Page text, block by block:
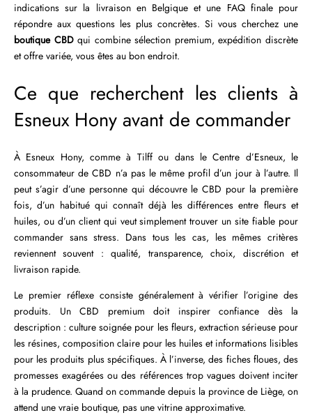
indications sur la livraison en Belgique et une FAQ finale pour
répondre aux questions les plus concrètes. Si vous cherchez une
boutique CBDqui combine sélection premium, expédition discrète
et offre variée, vous êtes au bon endroit.
Ce que recherchent les clients à
Esneux Hony avant de commander
À Esneux Hony, comme à Tilff ou dans le Centre d’Esneux, le
consommateur de CBD n’a pas le même profil d’un jour à l’autre. Il
peut s’agir d’une personne qui découvre le CBD pour la première
fois, d’un habitué qui connaît déjà les différences entre fleurs et
huiles, ou d’un client qui veut simplement trouver un site fiable pour
commander sans stress. Dans tous les cas, les mêmes critères
reviennent souvent : qualité, transparence, choix, discrétion et
livraison rapide.
Le premier réflexe consiste généralement à vérifier l’origine des
produits. Un CBD premium doit inspirer confiance dès la
description : culture soignée pour les fleurs, extraction sérieuse pour
les résines, composition claire pour les huiles et informations lisibles
pour les produits plus spécifiques. À l’inverse, des fiches floues, des
promesses exagérées ou des références trop vagues doivent inciter
à la prudence. Quand on commande depuis la province de Liège, on
attend une vraie boutique, pas une vitrine approximative.